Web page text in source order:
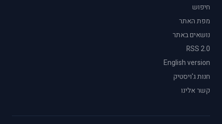
חיפוש
מפת האתר
נושאים באתר
RSS 2.0
English version
חנות ג'ויסטיק
קשר אלינו